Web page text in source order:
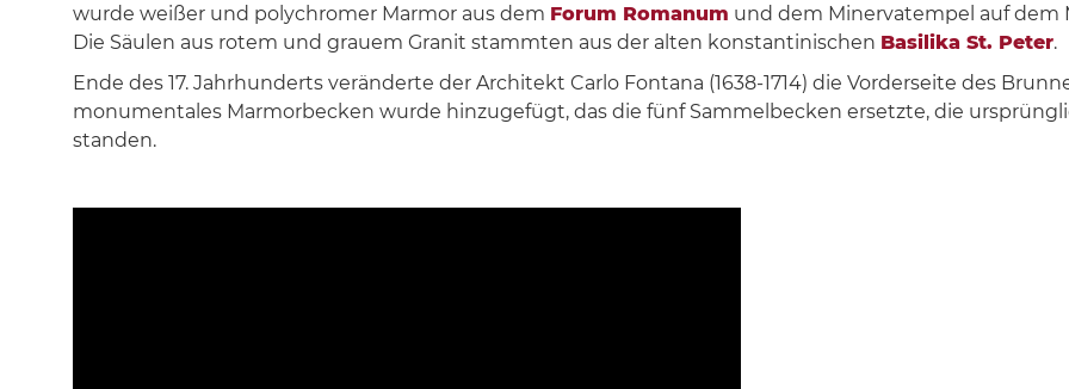
wurde weißer und polychromer Marmor aus dem Forum Romanum und dem Minervatempel auf dem
Die Säulen aus rotem und grauem Granit stammten aus der alten konstantinischen Basilika St. Peter.
Ende des 17. Jahrhunderts veränderte der Architekt Carlo Fontana (1638-1714) die Vorderseite des
monumentales Marmorbecken wurde hinzugefügt, das die fünf Sammelbecken ersetzte, die
standen.